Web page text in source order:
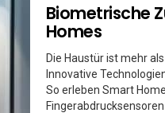
Biometrische
Homes
Die Haustür ist mehr
Innovative
So erleben Smart